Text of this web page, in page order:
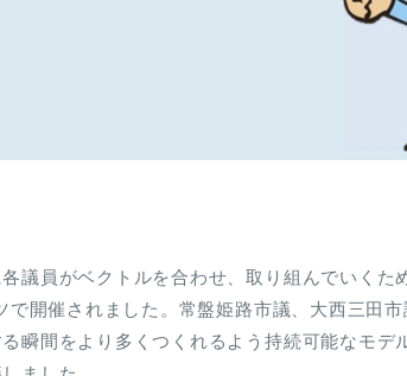
議員がベクトルを合わせ、取り組んでいくた
で開催されました。常盤姫路市議、大西三田
瞬間をより多くつくれるよう持続可能なモデ